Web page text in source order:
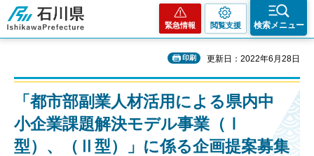
石川県
緊急情報 閲覧支援 検索メニュー
印刷 更新日：2022年6月28日
「都市部副業人材活用による県内中
小企業課題解決モデル事業（Ⅰ
型）、（Ⅱ型）」に係る企画提案募集